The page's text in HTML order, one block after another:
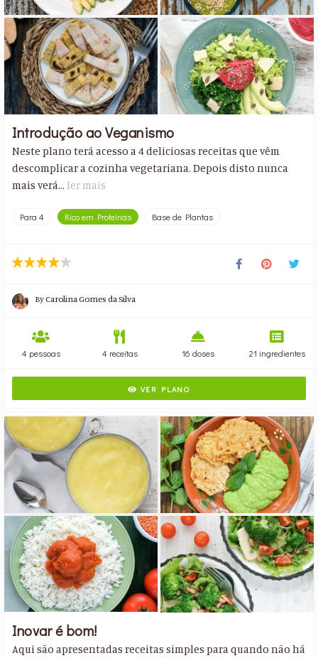
Introdução ao Veganismo
Neste plano terá acesso a 4 deliciosas receitas que vêm
descomplicar a cozinha vegetariana. Depois disto nunca
mais verá...ler mais
Para 4 Rico em Proteínas Base de Plantas
ByCarolina Gomes da Silva
4 pessoas 4 receitas 16 doses 21 ingredientes
VER PLANO
Inovar é bom!
Aqui são apresentadas receitas simples para quando não há